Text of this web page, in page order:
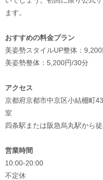
ます。
おすすめの料金プラン
美姿勢スタイルUP整体：
美姿勢整体：5,200円/30分
アクセス
京都府京都市中京区小結棚町
室
四条駅または阪急烏丸駅から
営業時間
10:00-20:00
不定休